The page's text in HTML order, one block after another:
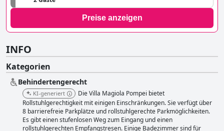
Preise anzeigen
INFO
Kategorien
Behindertengerecht
KI-generiert
Die Villa Magiola Pompei bietet
Rollstuhlgerechtigkeit mit einigen Einschränkungen. Sie verfügt über
8 barrierefreie Parkplätze und rollstuhlgerechte Parkmöglichkeiten.
Es gibt einen stufenlosen Weg zum Eingang und einen
rollstuhlgerechten Empfangstresen. Einige Badezimmer sind für